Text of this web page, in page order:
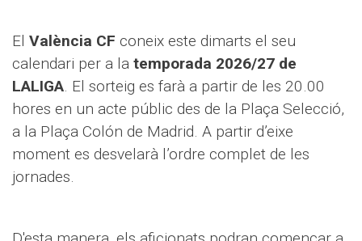
El València CF coneix este dimarts el seu
calendari per a la temporada 2026/27 de
LALIGA. El sorteig es farà a partir de les 20.00
hores en un acte públic des de la Plaça Selecció,
a la Plaça Colón de Madrid. A partir d’eixe
moment es desvelarà l’ordre complet de les
jornades.